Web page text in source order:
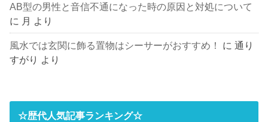
AB型の男性と音信不通になった時の原因と対処について
に 月 より
風水では玄関に飾る置物はシーサーがおすすめ！ に通り
すがり より
☆歴代人気記事ランキング☆